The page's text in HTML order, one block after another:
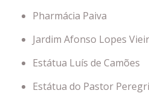
Pharmácia Paiva
Jardim Afonso Lopes
Estátua Luís de Camões
Estátua do Pastor